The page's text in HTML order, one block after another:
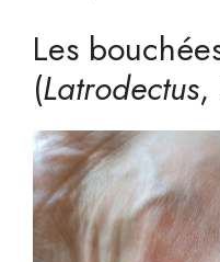
Les
(Latrodectus,